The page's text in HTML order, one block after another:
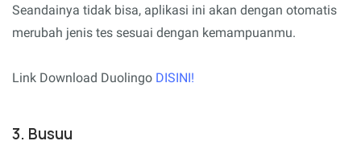
Seandainya tidak bisa, aplikasi ini akan dengan otomatis
merubah jenis tes sesuai dengan kemampuanmu.
Link Download Duolingo DISINI!
3. Busuu